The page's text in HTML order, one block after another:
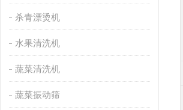
杀青漂烫机
水果清洗机
蔬菜清洗机
蔬菜振动筛